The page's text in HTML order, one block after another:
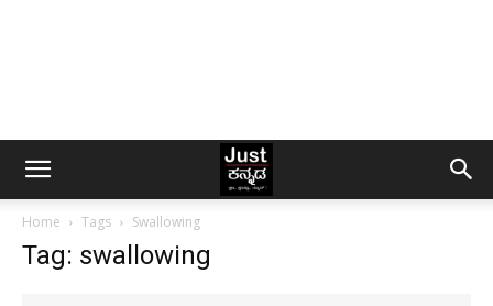
Home Tags Swallowing
Tag: swallowing